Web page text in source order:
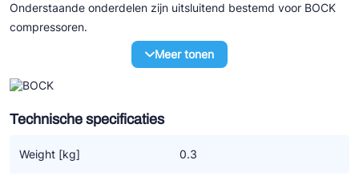
Doucette Industries
ESK Schultze
TEKLAB
Onderstaande onderdelen zijn uitsluitend bestemd voor BOCK
compressoren.
Meer tonen
Technische specificaties
Weight [kg] 0.3